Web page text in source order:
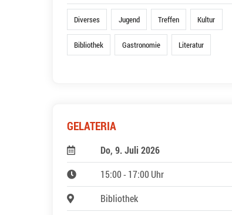
Diverses Jugend Treffen Kultur
Bibliothek Gastronomie Literatur
GELATERIA
Do, 9. Juli 2026
15:00 - 17:00 Uhr
Bibliothek